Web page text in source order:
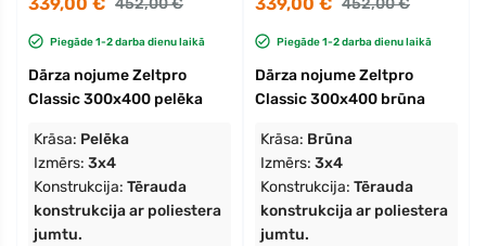
339,00 € 452,00 €
Piegāde 1-2 darba dienu laikā
Dārza nojume Zeltpro
Classic 300x400 pelēka
Krāsa: Pelēka
Izmērs: 3x4
Konstrukcija: Tērauda
konstrukcija ar poliestera
jumtu.
339,00 € 452,00 €
Piegāde 1-2 darba dienu laikā
Dārza nojume Zeltpro
Classic 300x400 brūna
Krāsa: Brūna
Izmērs: 3x4
Konstrukcija: Tērauda
konstrukcija ar poliestera
jumtu.